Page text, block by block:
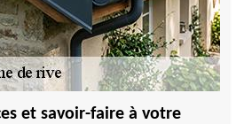
et savoir-faire à votre